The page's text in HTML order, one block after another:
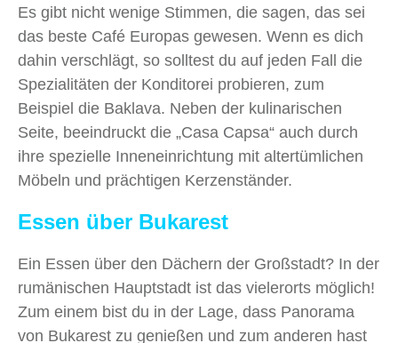
Es gibt nicht wenige Stimmen, die sagen, das sei
das beste Café Europas gewesen. Wenn es dich
dahin verschlägt, so solltest du auf jeden Fall die
Spezialitäten der Konditorei probieren, zum
Beispiel die Baklava. Neben der kulinarischen
Seite, beeindruckt die „Casa Capsa“ auch durch
ihre spezielle Inneneinrichtung mit altertümlichen
Möbeln und prächtigen Kerzenständer.
Essen über Bukarest
Ein Essen über den Dächern der Großstadt? In der
rumänischen Hauptstadt ist das vielerorts möglich!
Zum einem bist du in der Lage, dass Panorama
von Bukarest zu genießen und zum anderen hast